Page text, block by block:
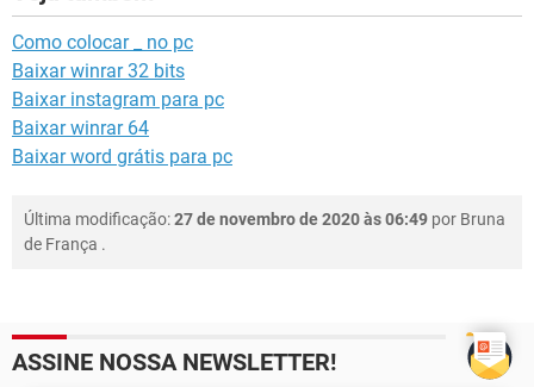
Como colocar _ no pc
Baixar winrar 32 bits
Baixar instagram para pc
Baixar winrar 64
Baixar word grátis para pc
Última modificação:27 de novembro de 2020 às 06:49 por Bruna
de França .
ASSINE NOSSA NEWSLETTER!